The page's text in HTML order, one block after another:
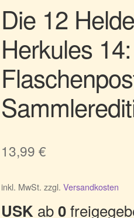
Die 12
Herkules 14:
13,99€
inkl. MwSt. zzgl.Versandkosten
USK ab0